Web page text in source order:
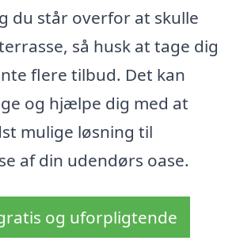
du står overfor at skulle
så husk at tage dig
flere tilbud. Det kan
og hjælpe dig med at
mulige løsning til
af din udendørs oase.
og uforpligtende